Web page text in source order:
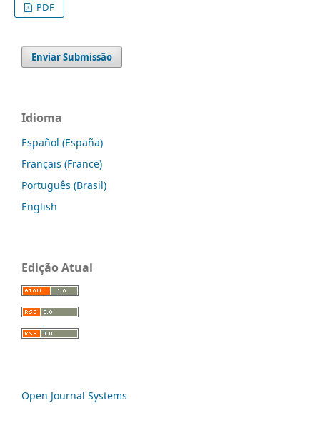
PDF
Enviar Submissão
Idioma
Español (España)
Français (France)
Português (Brasil)
English
Edição Atual
Open Journal Systems